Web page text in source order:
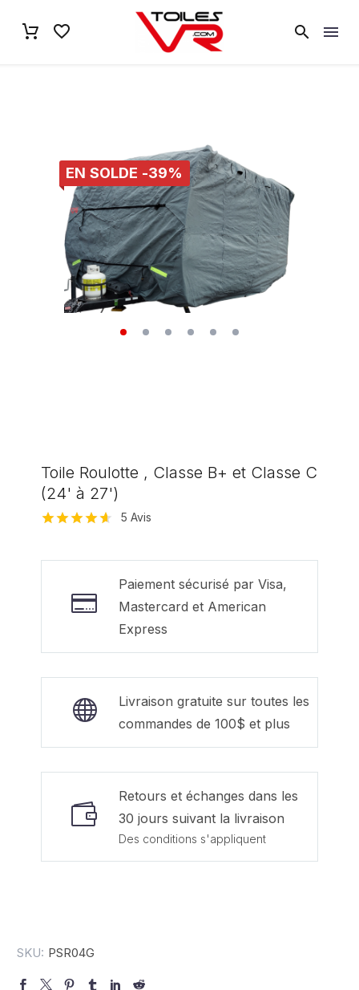
EN SOLDE -39%
Toile Roulotte , Classe B+ et Classe C
(24' à 27')
client
5 Avis
Paiement sécurisé par Visa,
Mastercard et American
Express
Livraison gratuite sur toutes les
commandes de 100$ et plus
Retours et échanges dans les
30 jours suivant la livraison
Des conditions s'appliquent
SKU: PSR04G